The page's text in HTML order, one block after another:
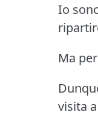
Io
Ma
visita